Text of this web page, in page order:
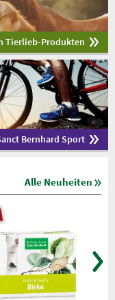
Tierlieb-Produkten
Bernhard Sport
Alle Neuheiten